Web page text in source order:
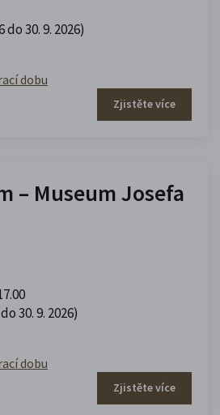
30. 9. 2026)
dobu
Zjistěte více
– Museum Josefa
30. 9. 2026)
dobu
Zjistěte více